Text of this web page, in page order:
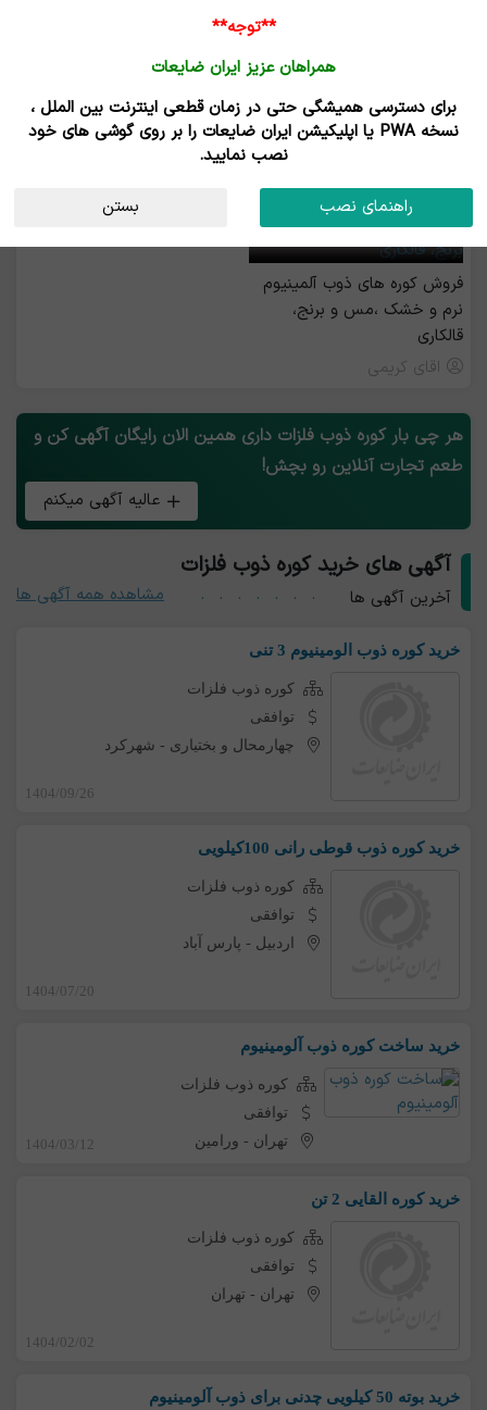
خرید و فروش کوره ذوب فلزات
فروش کوره های ذوب آلمینیوم
نرم و خشک ،مس و برنج،
قالکاری
اقای کریمی
هر چی بار کوره ذوب فلزات داری همین الان رایگان آگهی کن و
طعم تجارت آنلاین رو بچش!
عالیه آگهی میکنم
آگهی های خرید کوره ذوب فلزات
آخرین آگهی ها مشاهده همه آگهی ها
خرید کوره ذوب الومینیوم 3 تنی
کوره ذوب فلزات
توافقی
چهارمحال و بختیاری - شهرکرد
1404/09/26
خرید کوره ذوب قوطی رانی 100کیلویی
کوره ذوب فلزات
توافقی
اردبیل - پارس آباد
1404/07/20
خرید ساخت کوره ذوب آلومینیوم
کوره ذوب فلزات
توافقی
تهران - ورامین 1404/03/12
خرید کوره القایی 2 تن
کوره ذوب فلزات
توافقی
تهران - تهران
1404/02/02
خرید بوته 50 کیلویی چدنی برای ذوب آلومینیوم
**توجه**
همراهان عزیز ایران ضایعات
برای دسترسی همیشگی حتی در زمان قطعی اینترنت بین الملل ،
نسخه PWA یا اپلیکیشن ایران ضایعات را بر روی گوشی های خود
نصب نمایید.
راهنمای نصب بستن